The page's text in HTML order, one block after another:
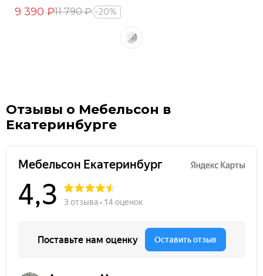
9 390 ₽11 790 ₽ 20%
Отзывы о Мебельсон в
Екатеринбурге